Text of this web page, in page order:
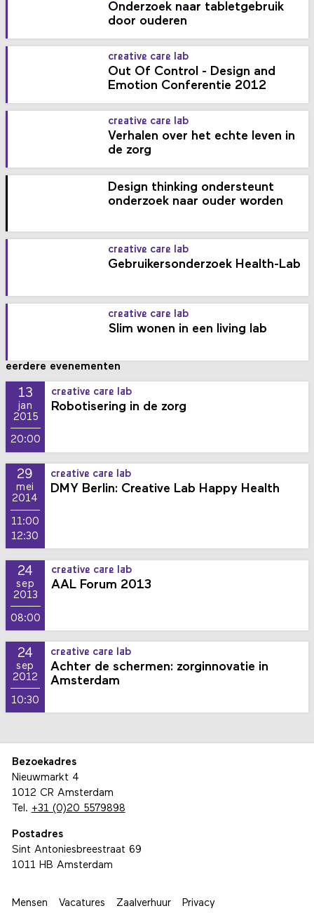
Onderzoek naar tabletgebruik
door ouderen
creative care lab
Out Of Control - Design and
Emotion Conferentie 2012
creative care lab
Verhalen over het echte leven in
de zorg
Design thinking ondersteunt
onderzoek naar ouder worden
creative care lab
Gebruikersonderzoek Health-Lab
creative care lab
Slim wonen in een living lab
eerdere evenementen
13
jan
2015
20:00
creative care lab
Robotisering in de zorg
29
mei
2014
11:00
12:30
creative care lab
DMY Berlin: Creative Lab Happy Health
24
sep
2013
08:00
creative care lab
AAL Forum 2013
24
sep
2012
10:30
creative care lab
Achter de schermen: zorginnovatie in
Amsterdam
Bezoekadres
Nieuwmarkt 4
1012 CR Amsterdam
Tel. +31 (0)20 5579898
Postadres
Sint Antoniesbreestraat 69
1011 HB Amsterdam
Mensen Vacatures Zaalverhuur Privacy